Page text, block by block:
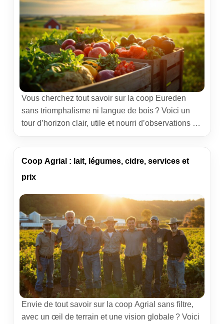
Vous cherchez tout savoir sur la coop Eureden
sans triomphalisme ni langue de bois ? Voici un
tour d’horizon clair, utile et nourri d’observations de
Bretagne, l’organisation réunit des producteurs,
des salariés et des marques agroalimentaires qui
Coop Agrial : lait, légumes, cidre, services et
prix
Envie de tout savoir sur la coop Agrial sans filtre,
avec un œil de terrain et une vision globale ? Voici